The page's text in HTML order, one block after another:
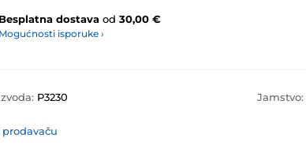
Besplatna dostava od 30,00 €
Mogućnosti isporuke ›
P3230 Jamstvo:
prodavaču